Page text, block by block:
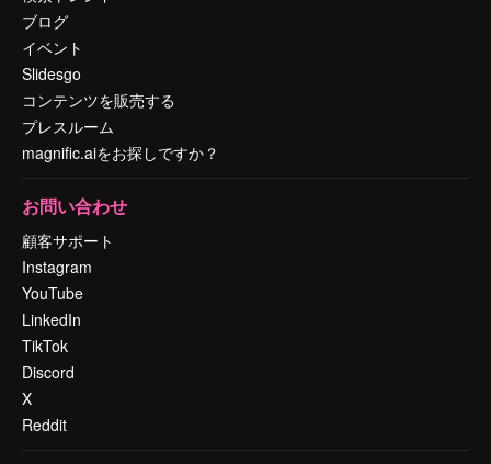
ブログ
イベント
Slidesgo
コンテンツを販売する
プレスルーム
magnific.aiをお探しですか？
お問い合わせ
顧客サポート
Instagram
YouTube
LinkedIn
TikTok
Discord
X
Reddit